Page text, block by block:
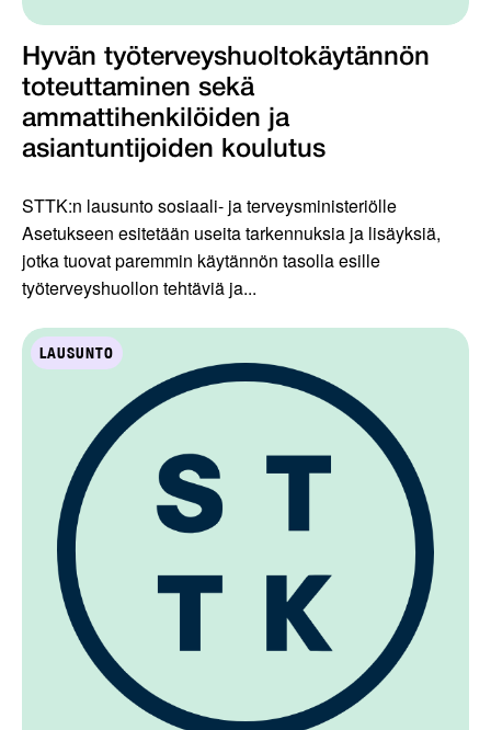
Hyvän työterveyshuoltokäytännön
toteuttaminen sekä
ammattihenkilöiden ja
asiantuntijoiden koulutus
STTK:n lausunto sosiaali- ja terveysministeriölle
Asetukseen esitetään useita tarkennuksia ja lisäyksiä,
jotka tuovat paremmin käytännön tasolla esille
työterveyshuollon tehtäviä ja...
LAUSUNTO